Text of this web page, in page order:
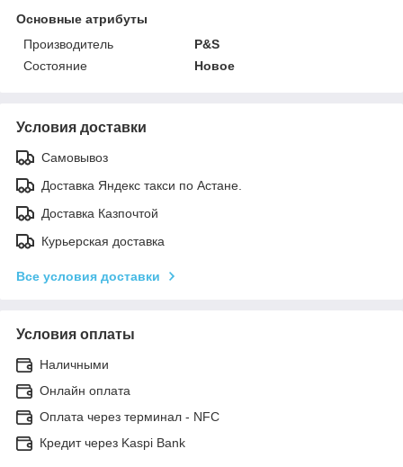
Основные атрибуты
Производитель
P&S
Состояние
Новое
Условия доставки
Самовывоз
Доставка Яндекс такси по Астане.
Доставка Казпочтой
Курьерская доставка
Все условия доставки
Условия оплаты
Наличными
Онлайн оплата
Оплата через терминал - NFC
Кредит через Kaspi Bank